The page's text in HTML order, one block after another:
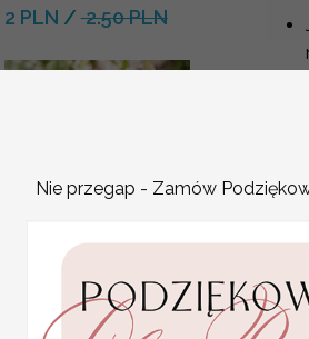
2 PLN /2.50 PLN
Promocja:
2 PLN/2.50 PLN
Nie przegap - Zamów